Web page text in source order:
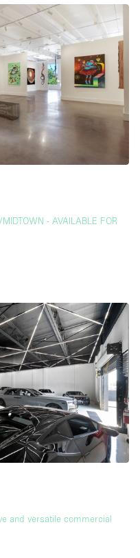
- AVAILABLE FOR
and versatile commercial